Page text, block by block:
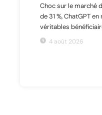
Choc sur le marché
de 31 %, ChatGPT
véritables
4 août 2026